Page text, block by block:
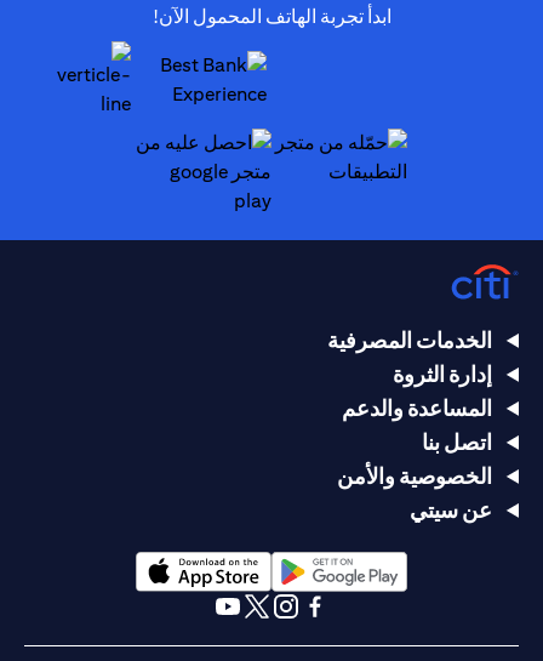
ابدأ تجربة الهاتف المحمول الآن!
الخدمات المصرفية
إدارة الثروة
المساعدة والدعم
اتصل بنا
الخصوصية والأمن
عن سيتي
(opens in a new tab)